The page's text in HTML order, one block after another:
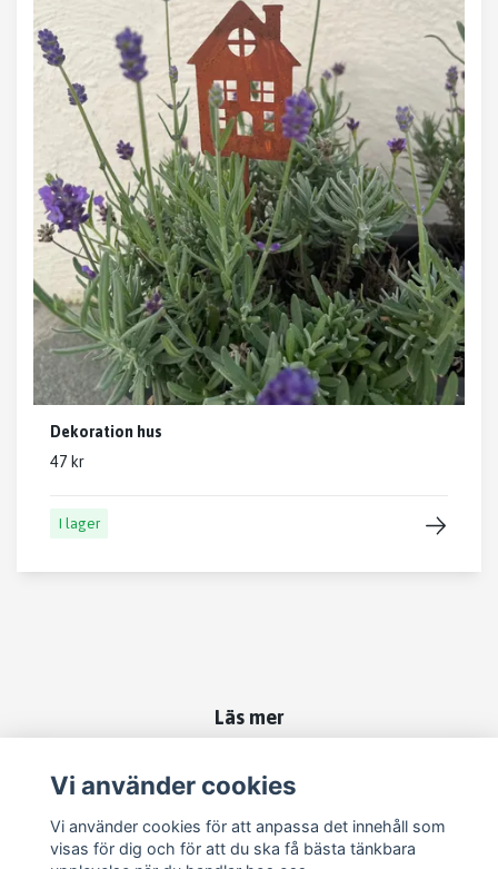
Dekoration hus
47 kr
I lager
Läs mer
Om oss
Köpvillkor
Tips och inspiration för trädgård & uteplats
Vi använder cookies
Vi använder cookies för att anpassa det innehåll som
visas för dig och för att du ska få bästa tänkbara